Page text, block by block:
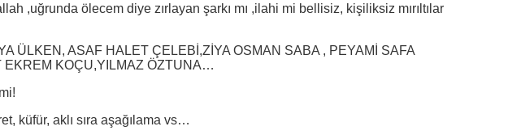
,uğrunda ölecem diye zırlayan şarkı mı ,ilahi mi bellisiz, kişiliksiz mırıltılar
ÜLKEN, ASAF HALET ÇELEBİ,ZİYA OSMAN SABA , PEYAMİ SAFA
EKREM KOÇU,YILMAZ ÖZTUNA…
küfür, aklı sıra aşağılama vs…